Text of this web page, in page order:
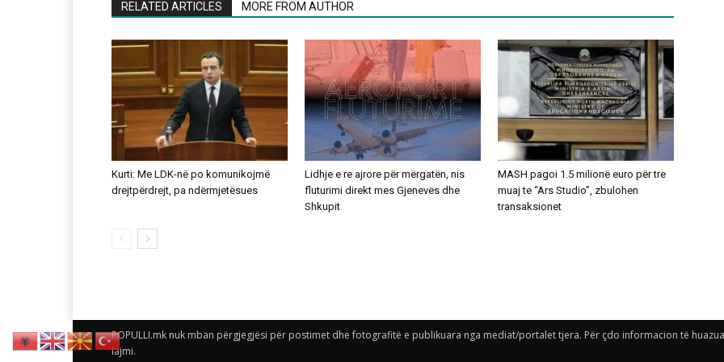
RELATED ARTICLES MORE FROM AUTHOR
Kurti: Me LDK-në po komunikojmë
drejtpërdrejt, pa ndërmjetësues
Lidhje e re ajrore për mërgatën, nis
fluturimi direkt mes Gjenevës dhe
Shkupit
MASH pagoi 1.5 milionë euro për tre
muaj te “Ars Studio”, zbulohen
transaksionet
POPULLI.mk nuk mban përgjegjësi për postimet dhe fotografitë e publikuara nga mediat/portalet tjera. Për çdo informacion të
lajmi.